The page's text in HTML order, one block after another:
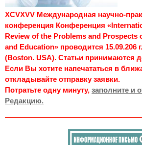
XCVXVV Международная научно-
конференция Конференция
Review of the Problems and Prospects
and Education» проводится
(Boston. USA). Статьи принимаются
Если Вы хотите напечататься в
откладывайте отправку заявки.
Потратьте одну минуту, заполните и
Редакцию.